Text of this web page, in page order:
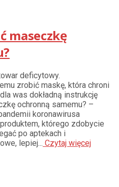
maseczkę
deficytowy.
zrobić maskę, która chroni
was dokładną instrukcję
ochronną samemu? –
koronawirusa
którego zdobycie
po aptekach i
lepiej... Czytaj więcej